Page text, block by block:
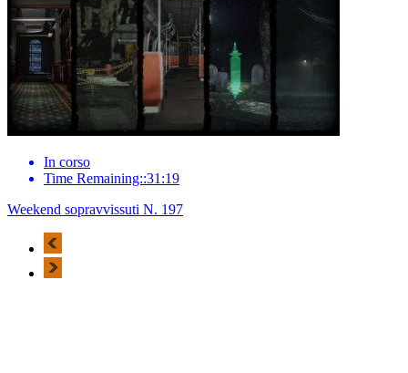
In corso
Time Remaining::31:19
Weekend sopravvissuti N. 197